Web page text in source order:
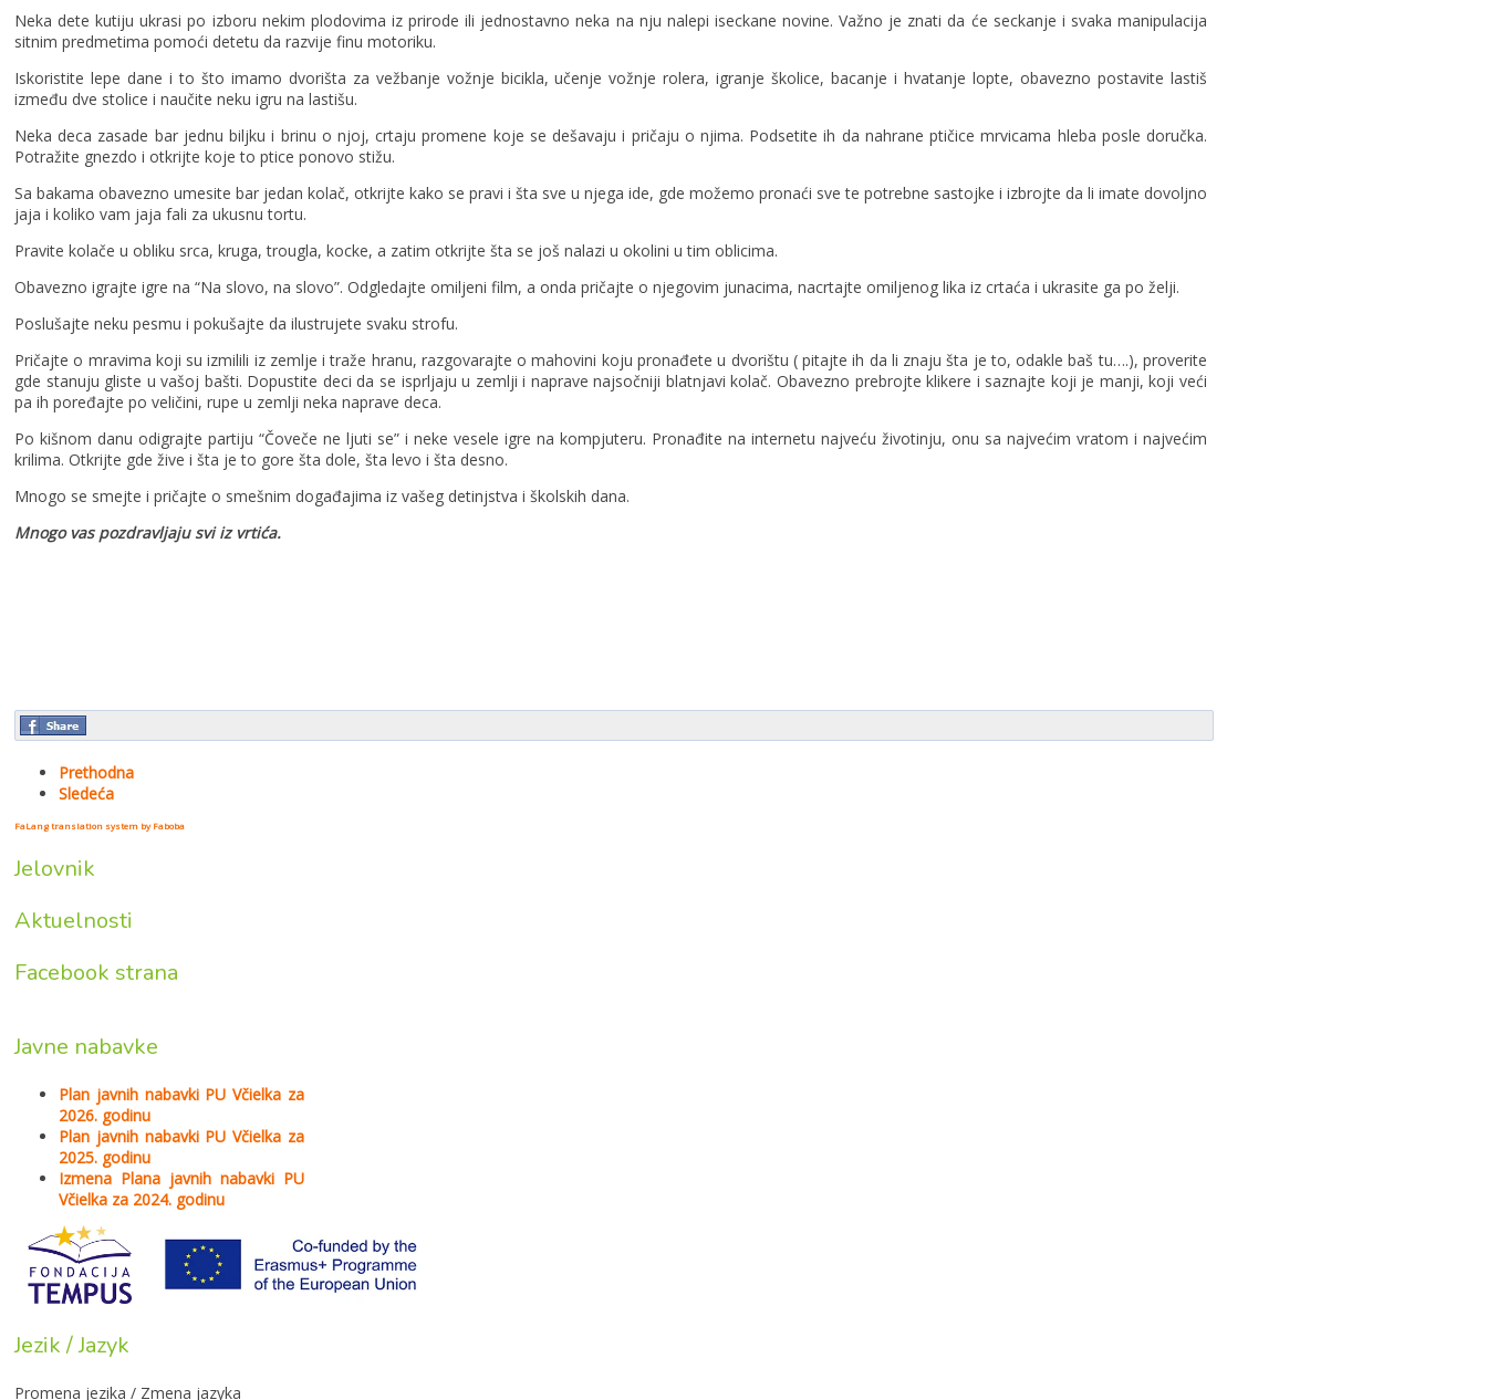
Neka dete kutiju ukrasi po izboru nekim plodovima iz prirode ili jednostavno neka na nju nalepi iseckane novine. Važno je znati da će seckanje i svaka manipulacija
sitnim predmetima pomoći detetu da razvije finu motoriku.
Iskoristite lepe dane i to što imamo dvorišta za vežbanje vožnje bicikla, učenje vožnje rolera, igranje školice, bacanje i hvatanje lopte, obavezno postavite lastiš
između dve stolice i naučite neku igru na lastišu.
Neka deca zasade bar jednu biljku i brinu o njoj, crtaju promene koje se dešavaju i pričaju o njima. Podsetite ih da nahrane ptičice mrvicama hleba posle doručka.
Potražite gnezdo i otkrijte koje to ptice ponovo stižu.
Sa bakama obavezno umesite bar jedan kolač, otkrijte kako se pravi i šta sve u njega ide, gde možemo pronaći sve te potrebne sastojke i izbrojte da li imate dovoljno
jaja i koliko vam jaja fali za ukusnu tortu.
Pravite kolače u obliku srca, kruga, trougla, kocke, a zatim otkrijte šta se još nalazi u okolini u tim oblicima.
Obavezno igrajte igre na “Na slovo, na slovo”. Odgledajte omiljeni film, a onda pričajte o njegovim junacima, nacrtajte omiljenog lika iz crtaća i ukrasite ga po želji.
Poslušajte neku pesmu i pokušajte da ilustrujete svaku strofu.
Pričajte o mravima koji su izmilili iz zemlje i traže hranu, razgovarajte o mahovini koju pronađete u dvorištu ( pitajte ih da li znaju šta je to, odakle baš tu….), proverite
gde stanuju gliste u vašoj bašti. Dopustite deci da se isprljaju u zemlji i naprave najsočniji blatnjavi kolač. Obavezno prebrojte klikere i saznajte koji je manji, koji veći
pa ih poređajte po veličini, rupe u zemlji neka naprave deca.
Po kišnom danu odigrajte partiju “Čoveče ne ljuti se” i neke vesele igre na kompjuteru. Pronađite na internetu najveću životinju, onu sa najvećim vratom i najvećim
krilima. Otkrijte gde žive i šta je to gore šta dole, šta levo i šta desno.
Mnogo se smejte i pričajte o smešnim događajima iz vašeg detinjstva i školskih dana.
Mnogo vas pozdravljaju svi iz vrtića.
Prethodna
Sledeća
FaLang translation system by Faboba
Jelovnik
Aktuelnosti
Facebook strana
Javne nabavke
Plan javnih nabavki PU Včielka za
2026. godinu
Plan javnih nabavki PU Včielka za
2025. godinu
Izmena Plana javnih nabavki PU
Včielka za 2024. godinu
Jezik / Jazyk
Promena jezika / Zmena jazyka